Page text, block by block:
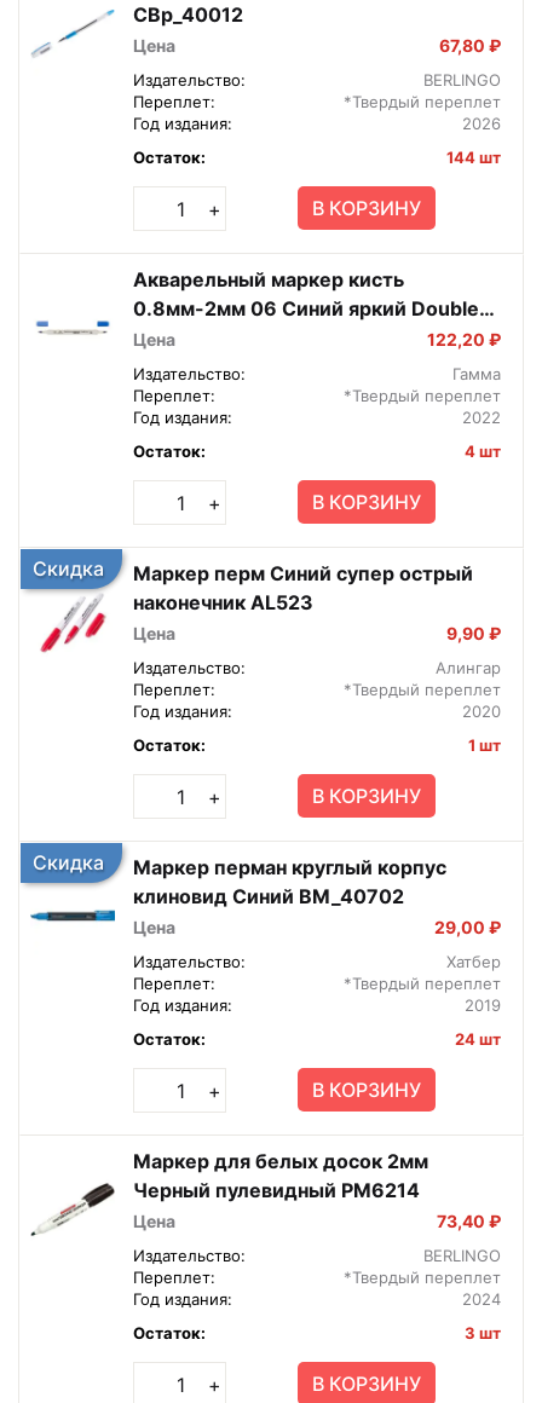
CBp_40012
Цена 67,80 ₽
Издательство:
BERLINGO
Переплет:
*Твердый переплет
Год издания:
2026
Остаток:
144 шт
+ В КОРЗИНУ
Акварельный маркер кисть
0.8мм-2мм 06 Синий яркий Double
Tone SMW-02
Цена 122,20 ₽
Издательство:
Гамма
Переплет:
*Твердый переплет
Год издания:
2022
Остаток:
4 шт
+ В КОРЗИНУ
Скидка
Маркер перм Синий супер острый
наконечник AL523
Цена 9,90 ₽
Издательство:
Алингар
Переплет:
*Твердый переплет
Год издания:
2020
Остаток:
1 шт
+ В КОРЗИНУ
Скидка
Маркер перман круглый корпус
клиновид Синий BM_40702
Цена 29,00 ₽
Издательство:
Хатбер
Переплет:
*Твердый переплет
Год издания:
2019
Остаток:
24 шт
+ В КОРЗИНУ
Маркер для белых досок 2мм
Черный пулевидный PM6214
Цена 73,40 ₽
Издательство:
BERLINGO
Переплет:
*Твердый переплет
Год издания:
2024
Остаток:
3 шт
+ В КОРЗИНУ